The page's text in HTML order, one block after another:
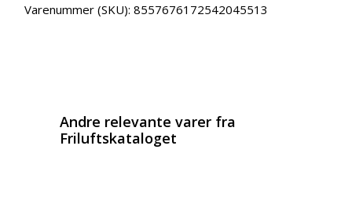
Varenummer (SKU):8557676172542045513
Andre relevante varer fra
Friluftskataloget